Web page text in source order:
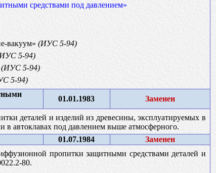
средствами под давлением»
вакуум» (ИУС 5-94)
5-94)
(ИУС 5-94)
5-94)
01.01.1983 Заменен
деталей и изделий из древесины, эксплуатируемых в
автоклавах под давлением выше атмосферного.
01.07.1984
Заменен
пропитки защитными средствами деталей и
80.